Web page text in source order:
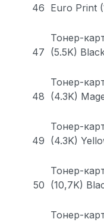
46 Euro Print
47
Тонер-
(5.5K)
48
Тонер-
(4.3K)
49
Тонер-
(4.3K)
50
Тонер-
(10,7K)
Тонер-